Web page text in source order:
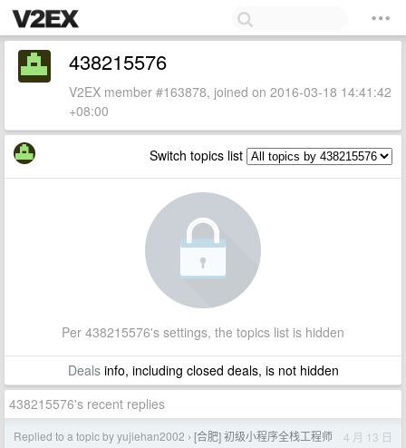
438215576
V2EX member #163878, joined on 2016-03-18 14:41:42
+08:00
Switch topics list
Per 438215576's settings, the topics list is hidden
Dealsinfo, including closed deals, is not hidden
438215576's recent replies
Replied to a topic by yujiehan2002 › [合肥] 初级小程序全栈工程师 4 月 13 日